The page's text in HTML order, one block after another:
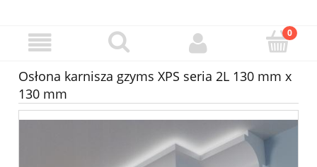
Osłona karnisza gzyms XPS seria 2L 130 mm x
130 mm